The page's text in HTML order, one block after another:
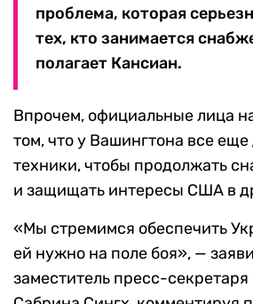
проблема, которая
тех, кто занимается
полагает Кансиан.
Впрочем, официальные лица
том, что у Вашингтона все еще
техники, чтобы продолжать
и защищать интересы США в
«Мы стремимся обеспечить
ей нужно на поле боя», —
заместитель пресс-секретаря